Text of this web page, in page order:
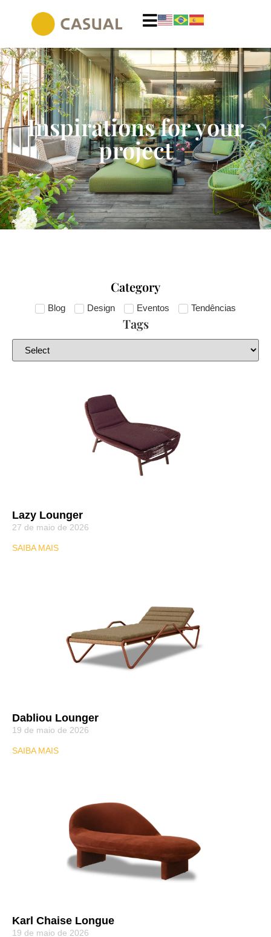
Inspirations for your
project
Category
Blog Design Eventos Tendências
Tags
Lazy Lounger
27 de maio de 2026
SAIBA MAIS
Dabliou Lounger
19 de maio de 2026
SAIBA MAIS
Karl Chaise Longue
19 de maio de 2026